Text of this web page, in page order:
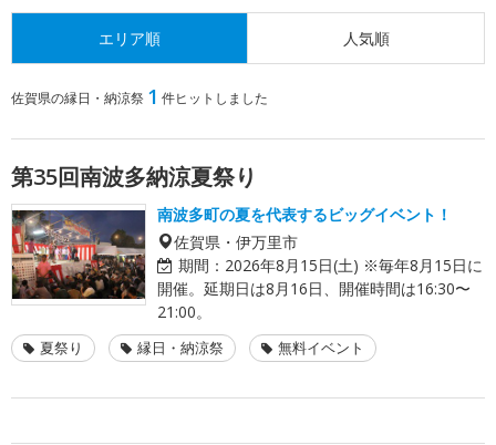
エリア順 人気順
佐賀県の縁日・納涼祭 1 件ヒットしました
第35回南波多納涼夏祭り
南波多町の夏を代表するビッグイベント！
佐賀県・伊万里市
期間： 2026年8月15日(土) ※毎年8月15日に
開催。延期日は8月16日、開催時間は16:30〜
21:00。
夏祭り 縁日・納涼祭 無料イベント